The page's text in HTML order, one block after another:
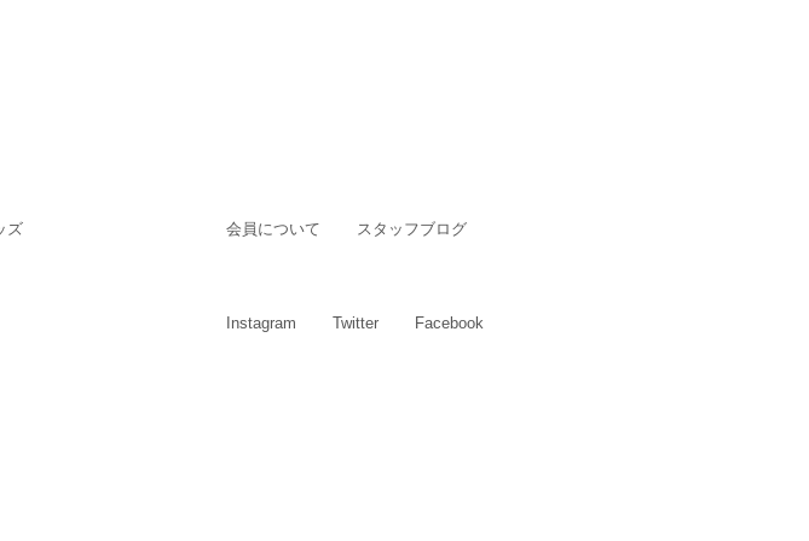
ズ 会員について スタッフブログ
Instagram Twitter Facebook